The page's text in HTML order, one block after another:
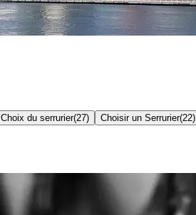
Choix du serrurier(27) Choisir un Serrurier(22)